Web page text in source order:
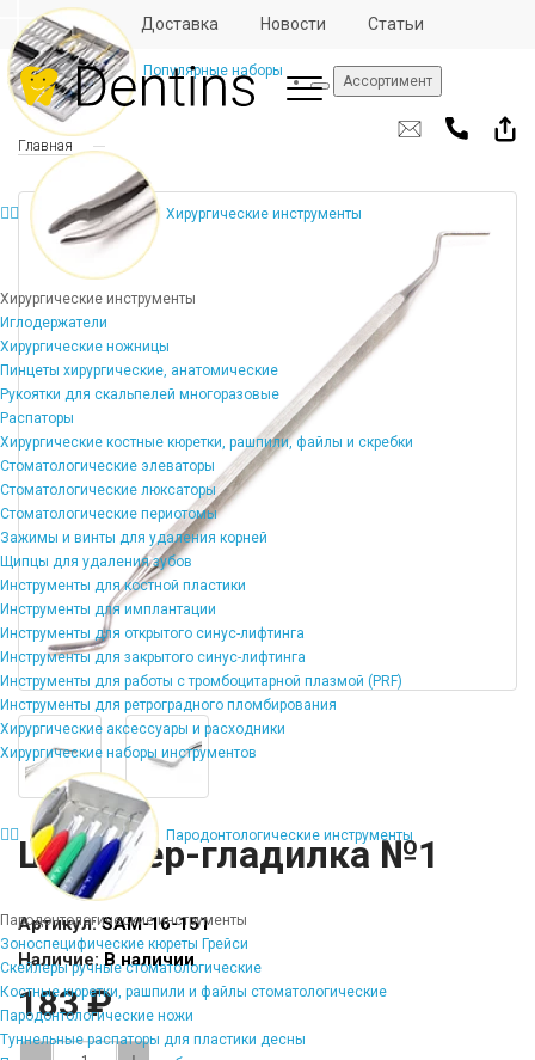
Отзывы Доставка Новости Статьи
Ассортимент
Популярные наборы
Хирургические инструменты
Хирургические инструменты
Иглодержатели
Хирургические ножницы
Пинцеты хирургические, анатомические
Рукоятки для скальпелей многоразовые
Распаторы
Хирургические костные кюретки, рашпили, файлы и скребки
Стоматологические элеваторы
Стоматологические люксаторы
Стоматологические периотомы
Зажимы и винты для удаления корней
Щипцы для удаления зубов
Инструменты для костной пластики
Инструменты для имплантации
Инструменты для открытого синус-лифтинга
Инструменты для закрытого синус-лифтинга
Инструменты для работы с тромбоцитарной плазмой (PRF)
Инструменты для ретроградного пломбирования
Хирургические аксессуары и расходники
Хирургические наборы инструментов
Пародонтологические инструменты
Пародонтологические инструменты
Зоноспецифические кюреты Грейси
Скейлеры ручные стоматологические
Костные кюретки, рашпили и файлы стоматологические
Пародонтологические ножи
Туннельные распаторы для пластики десны
Главная
Штопфер-гладилка №1
Артикул:SAM-16-151
Наличие:В наличии
183 ₽